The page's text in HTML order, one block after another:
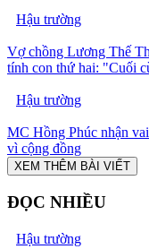
Hậu trường
Vợ chồng Lương Thế
tính con thứ hai: "Cuối
Hậu trường
MC Hồng Phúc nhận
vì cộng đồng
XEM THÊM BÀI VIẾT
ĐỌC NHIỀU
Hậu trường